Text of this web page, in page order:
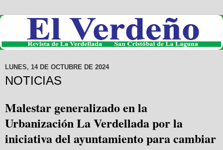
LUNES, 14 DE OCTUBRE DE 2024
NOTICIAS
Malestar generalizado en la
Urbanización La Verdellada por la
iniciativa del ayuntamiento para cambiar